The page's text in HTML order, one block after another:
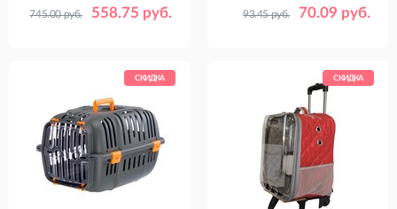
558.75 руб.
745.00 руб.
Размер,
60 x 42
70 х 52
70.09 руб.
93.45 руб.
Цвет
Синий
№2
№3
СКИДКА СКИДКА